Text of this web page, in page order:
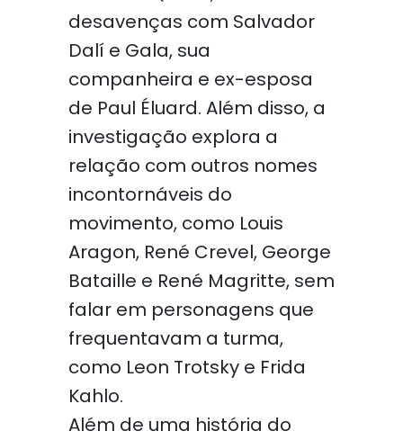
desavenças com Salvador
Dalí e Gala, sua
companheira e ex-esposa
de Paul Éluard. Além disso, a
investigação explora a
relação com outros nomes
incontornáveis do
movimento, como Louis
Aragon, René Crevel, George
Bataille e René Magritte, sem
falar em personagens que
frequentavam a turma,
como Leon Trotsky e Frida
Kahlo.
Além de uma história do